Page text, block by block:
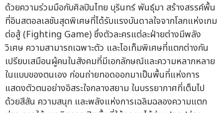
ด้วยความร่วมมือกับศิลปินไทย บุรินทร์ พันธุ์มา สร้างสรรค์พื้น
ที่อินสตอลเลชันสุดพิเศษที่ได้รับแรงบันดาลใจจากโลกแห่งเกม
ต่อสู้ (Fighting Game) ซึ่งตัวละครแต่ละฝ่ายต่างมีพลัง
วิเศษ ความสามารถเฉพาะตัว และไอเท็มพิเศษที่แตกต่างกัน
เปรียบเสมือนผู้คนในสังคมที่มีเอกลักษณ์และความหลากหลาย
ในแบบของตนเอง ก่อนถ่ายทอดออกมาเป็นพื้นที่แห่งการ
แสดงตัวตนอย่างอิสระใจกลางสยาม ในบรรยากาศที่เต็มไป
ด้วยสีสัน ความสนุก และพลังแห่งการเฉลิมฉลองความแตก